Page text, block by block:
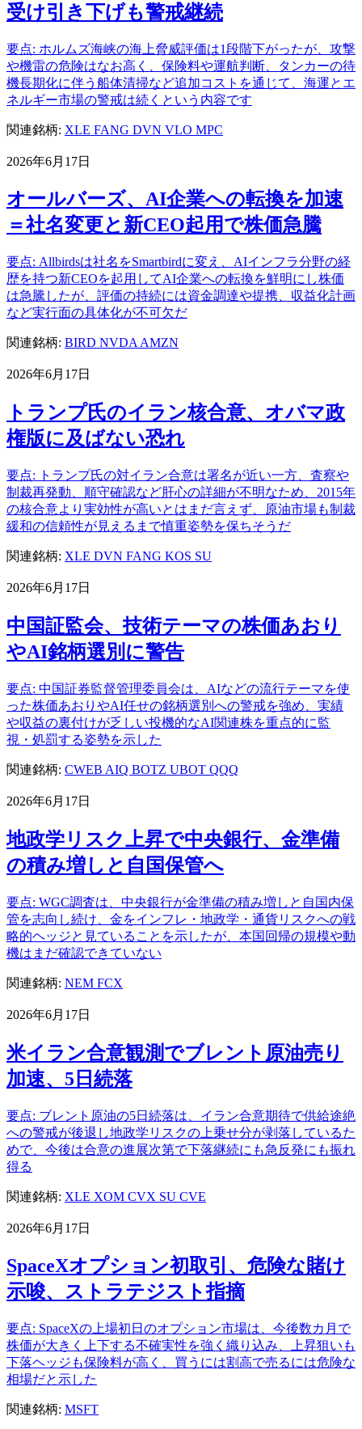
受け引き下げも警戒継続
要点: ホルムズ海峡の海上脅威評価は1段階下がったが、攻撃
や機雷の危険はなお高く、保険料や運航判断、タンカーの待
機長期化に伴う船体清掃など追加コストを通じて、海運とエ
ネルギー市場の警戒は続くという内容です
関連銘柄: XLE FANG DVN VLO MPC
2026年6月17日
オールバーズ、AI企業への転換を加速
＝社名変更と新CEO起用で株価急騰
要点: Allbirdsは社名をSmartbirdに変え、AIインフラ分野の経
歴を持つ新CEOを起用してAI企業への転換を鮮明にし株価
は急騰したが、評価の持続には資金調達や提携、収益化計画
など実行面の具体化が不可欠だ
関連銘柄: BIRD NVDA AMZN
2026年6月17日
トランプ氏のイラン核合意、オバマ政
権版に及ばない恐れ
要点: トランプ氏の対イラン合意は署名が近い一方、査察や
制裁再発動、順守確認など肝心の詳細が不明なため、2015年
の核合意より実効性が高いとはまだ言えず、原油市場も制裁
緩和の信頼性が見えるまで慎重姿勢を保ちそうだ
関連銘柄: XLE DVN FANG KOS SU
2026年6月17日
中国証監会、技術テーマの株価あおり
やAI銘柄選別に警告
要点: 中国証券監督管理委員会は、AIなどの流行テーマを使
った株価あおりやAI任せの銘柄選別への警戒を強め、実績
や収益の裏付けが乏しい投機的なAI関連株を重点的に監
視・処罰する姿勢を示した
関連銘柄: CWEB AIQ BOTZ UBOT QQQ
2026年6月17日
地政学リスク上昇で中央銀行、金準備
の積み増しと自国保管へ
要点: WGC調査は、中央銀行が金準備の積み増しと自国内保
管を志向し続け、金をインフレ・地政学・通貨リスクへの戦
略的ヘッジと見ていることを示したが、本国回帰の規模や動
機はまだ確認できていない
関連銘柄: NEM FCX
2026年6月17日
米イラン合意観測でブレント原油売り
加速、5日続落
要点: ブレント原油の5日続落は、イラン合意期待で供給途絶
への警戒が後退し地政学リスクの上乗せ分が剥落しているた
めで、今後は合意の進展次第で下落継続にも急反発にも振れ
得る
関連銘柄: XLE XOM CVX SU CVE
2026年6月17日
SpaceXオプション初取引、危険な賭け
示唆、ストラテジスト指摘
要点: SpaceXの上場初日のオプション市場は、今後数カ月で
株価が大きく上下する不確実性を強く織り込み、上昇狙いも
下落ヘッジも保険料が高く、買うには割高で売るには危険な
相場だと示した
関連銘柄: MSFT